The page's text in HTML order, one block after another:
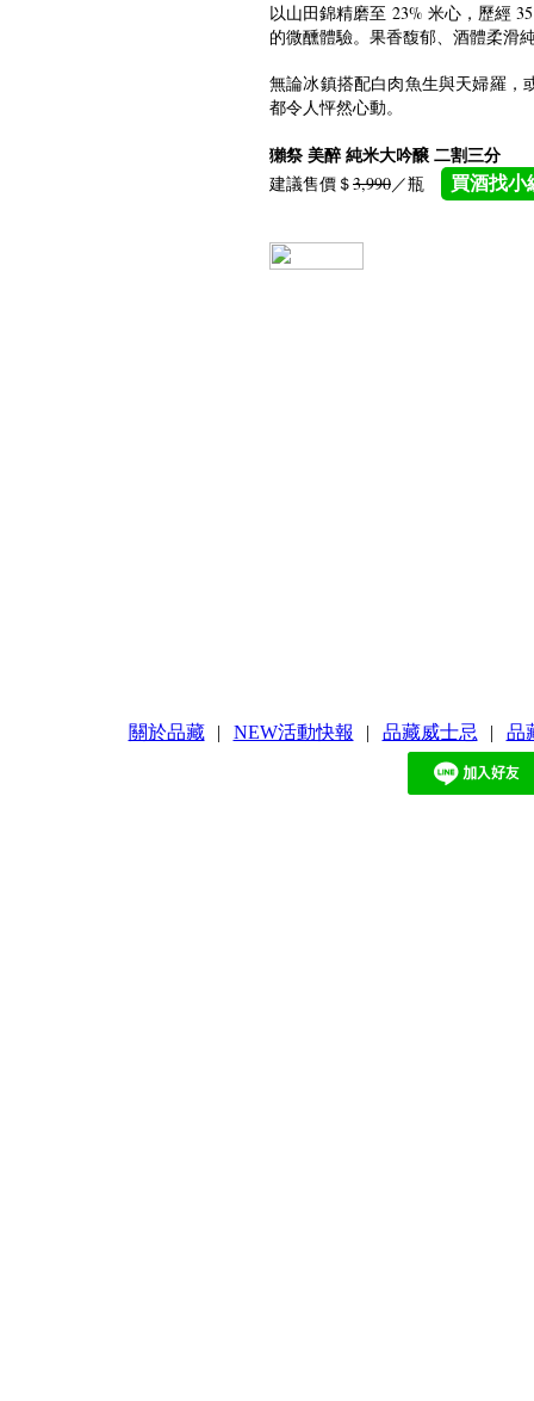
以山田錦精磨至 23% 米心，歷經
的微醺體驗。果香馥郁、酒體柔滑
無論冰鎮搭配白肉魚生與天婦羅，
都令人怦然心動。
獺祭 美醉 純米大吟醸 二割三分
建議售價＄3,990／瓶 買酒找小
關於品藏 | NEW活動快報 | 品藏威士忌 | 品